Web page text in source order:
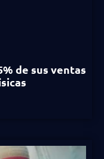
de sus ventas